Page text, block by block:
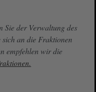
Sie der Verwaltung des
an die Fraktionen
empfehlen wir die